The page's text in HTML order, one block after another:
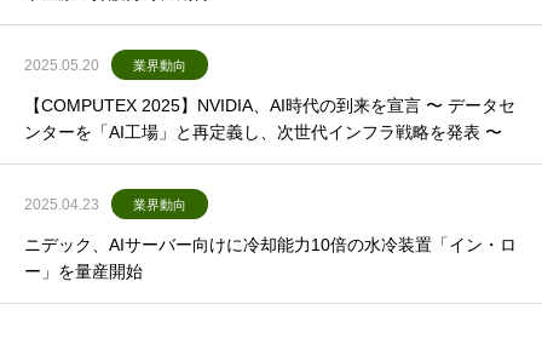
2025.05.20 業界動向
【COMPUTEX 2025】NVIDIA、AI時代の到来を宣言 〜 データセ
ンターを「AI工場」と再定義し、次世代インフラ戦略を発表 〜
2025.04.23 業界動向
ニデック、AIサーバー向けに冷却能力10倍の水冷装置「イン・ロ
ー」を量産開始